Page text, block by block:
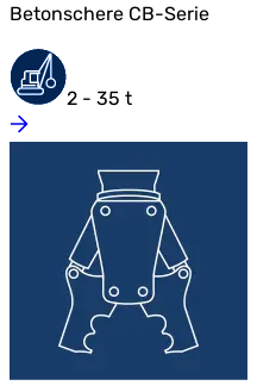
Betonschere CB-Serie
2 - 35 t